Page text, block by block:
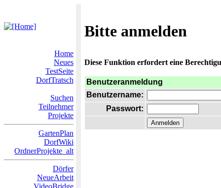
Bitte anmelden
Home
Neues
TestSeite
DorfTratsch
Suchen
Teilnehmer
Projekte
GartenPlan
DorfWiki
OrdnerProjekte_alt
Dörfer
NeueArbeit
VideoBridge
Diese Funktion erfordert eine
Benutzeranmeldung
Benutzername:
Passwort: